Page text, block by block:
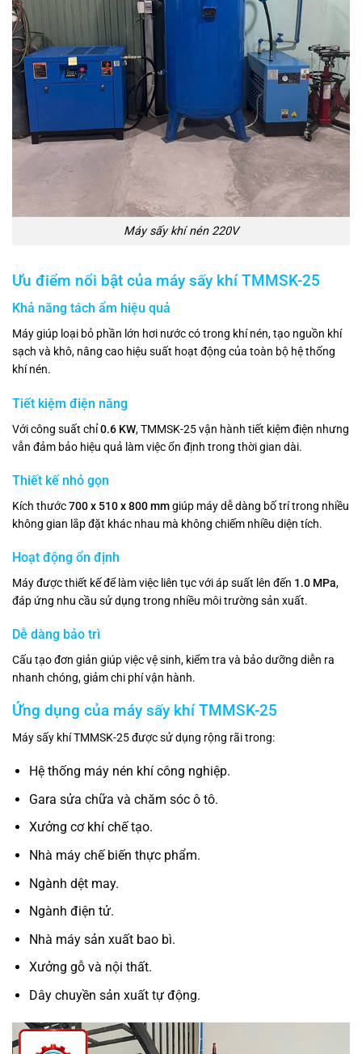
Máy sấy khí nén 220V
Ưu điểm nổi bật của máy sấy khí TMMSK-25
Khả năng tách ẩm hiệu quả
Máy giúp loại bỏ phần lớn hơi nước có trong khí nén, tạo nguồn khí
sạch và khô, nâng cao hiệu suất hoạt động của toàn bộ hệ thống
khí nén.
Tiết kiệm điện năng
Với công suất chỉ0.6 KW, TMMSK-25 vận hành tiết kiệm điện nhưng
vẫn đảm bảo hiệu quả làm việc ổn định trong thời gian dài.
Thiết kế nhỏ gọn
Kích thước700 x 510 x 800 mmgiúp máy dễ dàng bố trí trong nhiều
không gian lắp đặt khác nhau mà không chiếm nhiều diện tích.
Hoạt động ổn định
Máy được thiết kế để làm việc liên tục với áp suất lên đến 1.0 MPa,
đáp ứng nhu cầu sử dụng trong nhiều môi trường sản xuất.
Dễ dàng bảo trì
Cấu tạo đơn giản giúp việc vệ sinh, kiểm tra và bảo dưỡng diễn ra
nhanh chóng, giảm chi phí vận hành.
Ứng dụng của máy sấy khí TMMSK-25
Máy sấy khí TMMSK-25 được sử dụng rộng rãi trong:
Hệ thống máy nén khí công nghiệp.
Gara sửa chữa và chăm sóc ô tô.
Xưởng cơ khí chế tạo.
Nhà máy chế biến thực phẩm.
Ngành dệt may.
Ngành điện tử.
Nhà máy sản xuất bao bì.
Xưởng gỗ và nội thất.
Dây chuyền sản xuất tự động.